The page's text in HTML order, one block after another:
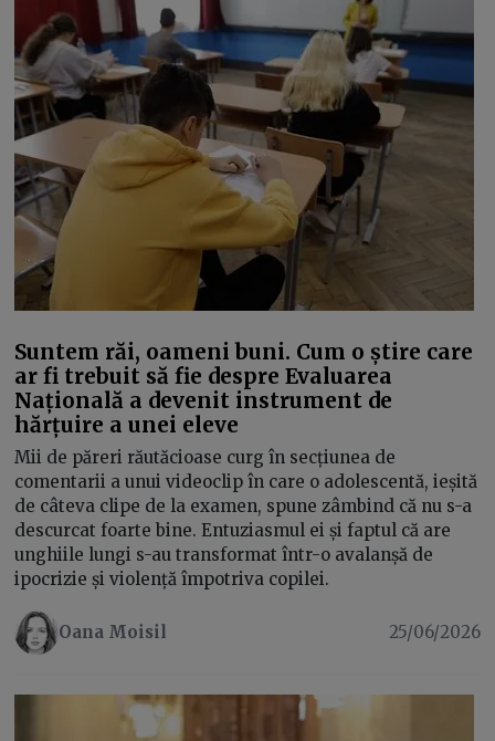
Suntem răi, oameni buni. Cum o știre care
ar fi trebuit să fie despre Evaluarea
Națională a devenit instrument de
hărțuire a unei eleve
Mii de păreri răutăcioase curg în secțiunea de
comentarii a unui videoclip în care o adolescentă, ieșită
de câteva clipe de la examen, spune zâmbind că nu s-a
descurcat foarte bine. Entuziasmul ei și faptul că are
unghiile lungi s-au transformat într-o avalanșă de
ipocrizie și violență împotriva copilei.
Oana Moisil 25/06/2026